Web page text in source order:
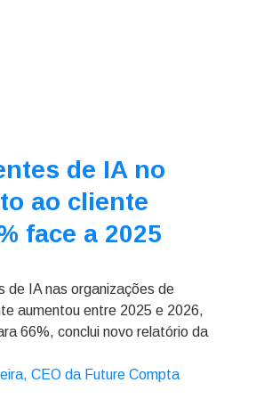
de IA no
ao cliente
face a 2025
de IA nas organizações de
aumentou entre 2025 e 2026,
66%, conclui novo relatório da